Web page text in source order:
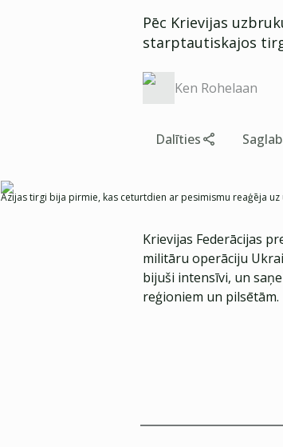
Pēc Krievijas
starptautiskajos
Ken Rohelaan
Dalīties
Āzijas tirgi bija pirmie, kas ceturtdien ar pesimismu reaģēja
Krievijas Federācijas
militāru operāciju
bijuši intensīvi, un
reģioniem un pilsētām.